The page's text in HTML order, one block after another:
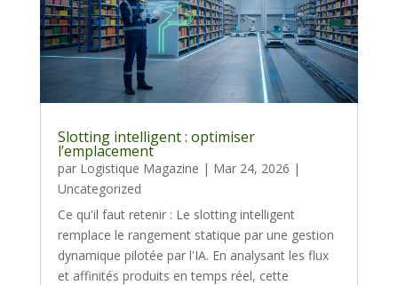
Slotting intelligent : optimiser
l’emplacement
par Logistique Magazine | Mar 24, 2026 |
Uncategorized
Ce qu'il faut retenir : Le slotting intelligent
remplace le rangement statique par une gestion
dynamique pilotée par l'IA. En analysant les flux
et affinités produits en temps réel, cette